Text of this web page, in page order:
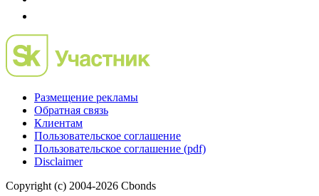
Размещение рекламы
Обратная связь
Пользовательское соглашение